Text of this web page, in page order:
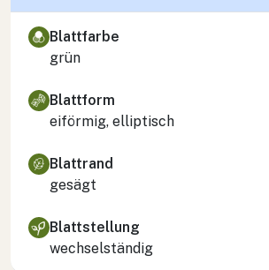
Blattfarbe
grün
Blattform
eiförmig, elliptisch
Blattrand
gesägt
Blattstellung
wechselständig